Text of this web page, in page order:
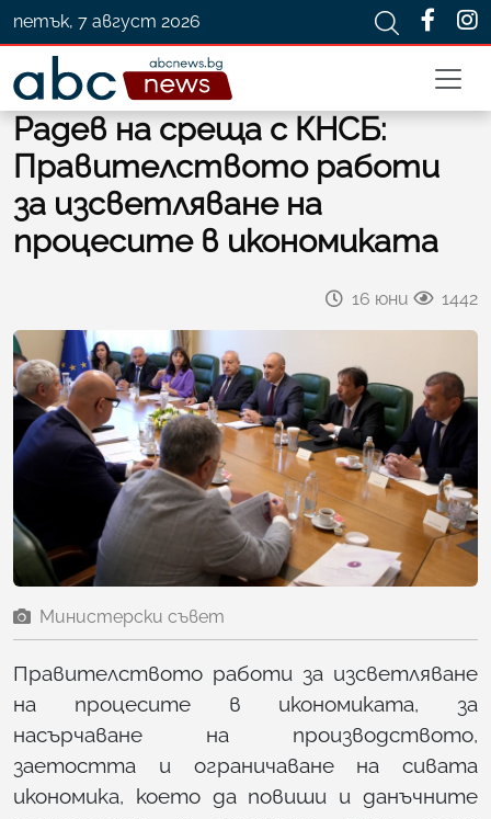
петък, 7 август 2026
Радев на среща с КНСБ:
Правителството работи
за изсветляване на
процесите в икономиката
16 юни 1442
Министерски съвет
Правителството работи за изсветляване
на процесите в икономиката, за
насърчаване на производството,
заетостта и ограничаване на сивата
икономика, което да повиши и данъчните